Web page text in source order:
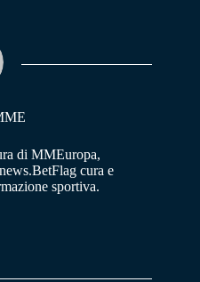
di MMEuropa,
cura e
sportiva.